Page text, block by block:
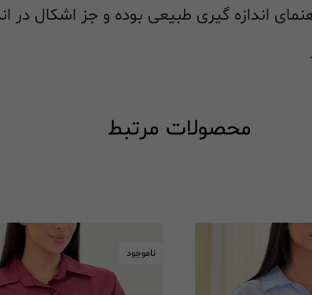
محصولات مرتبط
ناموجود